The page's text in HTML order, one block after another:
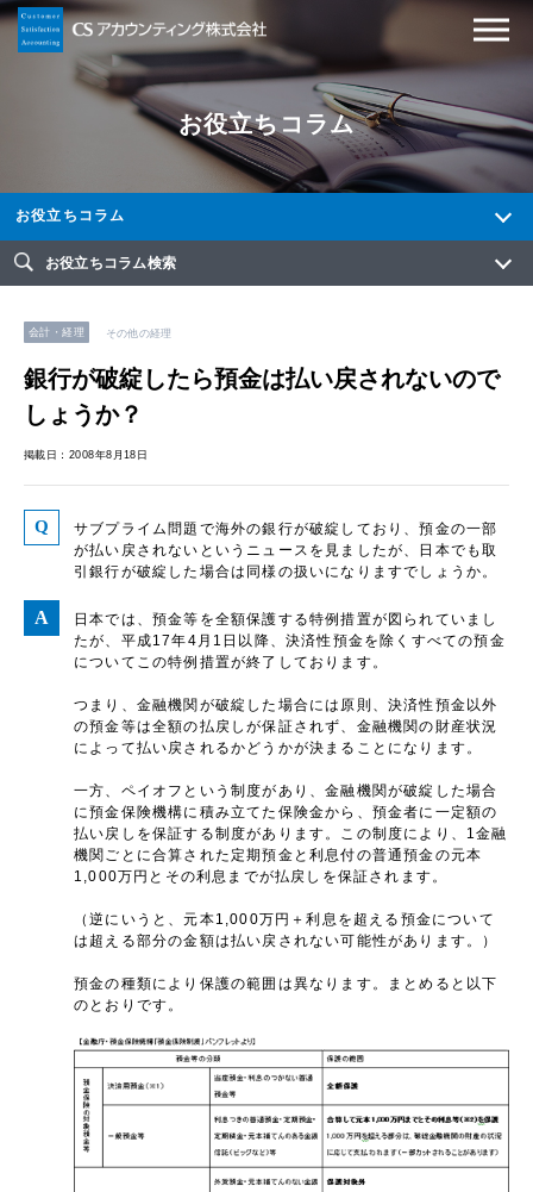
お役立ちコラム
お役立ちコラム
お役立ちコラム検索
会計・経理 その他の経理
銀行が破綻したら預金は払い戻されないので
しょうか？
掲載日：2008年8月18日
サブプライム問題で海外の銀行が破綻しており、預金の一部
が払い戻されないというニュースを見ましたが、日本でも取
引銀行が破綻した場合は同様の扱いになりますでしょうか。
日本では、預金等を全額保護する特例措置が図られていまし
たが、平成17年4月1日以降、決済性預金を除くすべての預金
についてこの特例措置が終了しております。
つまり、金融機関が破綻した場合には原則、決済性預金以外
の預金等は全額の払戻しが保証されず、金融機関の財産状況
によって払い戻されるかどうかが決まることになります。
一方、ペイオフという制度があり、金融機関が破綻した場合
に預金保険機構に積み立てた保険金から、預金者に一定額の
払い戻しを保証する制度があります。この制度により、1金融
機関ごとに合算された定期預金と利息付の普通預金の元本
1,000万円とその利息までが払戻しを保証されます。
（逆にいうと、元本1,000万円＋利息を超える預金について
は超える部分の金額は払い戻されない可能性があります。）
預金の種類により保護の範囲は異なります。まとめると以下
のとおりです。